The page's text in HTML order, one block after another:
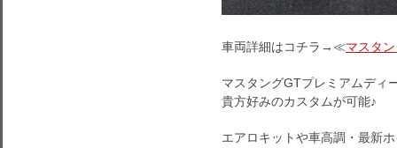
車両詳細はコチラ→≪マスタ
マスタングGTプレミアムディ
貴方好みのカスタムが可能♪
エアロキットや車高調・最新